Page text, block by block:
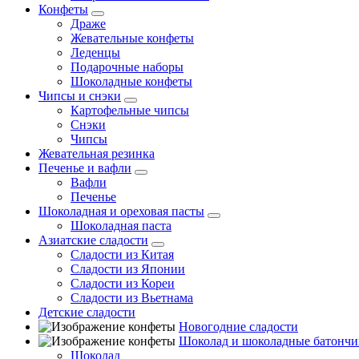
Конфеты
Драже
Жевательные конфеты
Леденцы
Подарочные наборы
Шоколадные конфеты
Чипсы и снэки
Картофельные чипсы
Снэки
Чипсы
Жевательная резинка
Печенье и вафли
Вафли
Печенье
Шоколадная и ореховая пасты
Шоколадная паста
Азиатские сладости
Сладости из Китая
Сладости из Японии
Сладости из Кореи
Сладости из Вьетнама
Детские сладости
Новогодние сладости
Шоколад и шоколадные
Шоколад